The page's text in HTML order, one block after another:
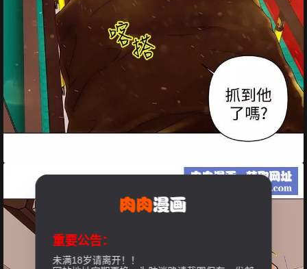
重要公告：
未满18岁请离开！！